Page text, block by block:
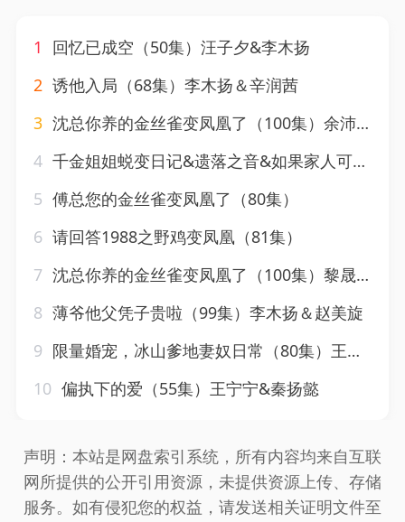
1
回忆已成空（50集）汪子夕&李木扬
2 诱他入局（68集）李木扬＆辛润茜
3 沈总你养的金丝雀变凤凰了（100集）余沛杉＆黎晟萱
4 千金姐姐蜕变日记&遗落之音&如果家人可以重选（87集）王子怡&悠悠儿
5 傅总您的金丝雀变凤凰了（80集）
6 请回答1988之野鸡变凤凰（81集）
7 沈总你养的金丝雀变凤凰了（100集）黎晟萱 永琪
8 薄爷他父凭子贵啦（99集）李木扬＆赵美旋
9 限量婚宠，冰山爹地妻奴日常（80集）王康＆王子怡
10 偏执下的爱（55集）王宁宁&秦扬懿
声明：本站是网盘索引系统，所有内容均来自互联
网所提供的公开引用资源，未提供资源上传、存储
服务。如有侵犯您的权益，请发送相关证明文件至